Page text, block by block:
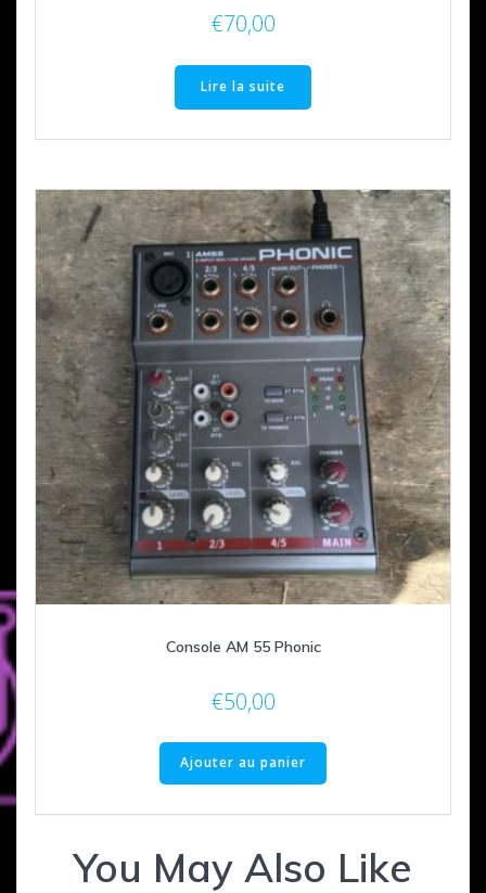
€70,00
Lire la suite
Console AM 55 Phonic
€50,00
Ajouter au panier
You May Also Like